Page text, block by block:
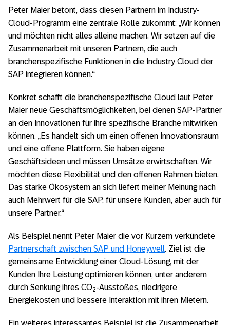
Peter Maier betont, dass diesen Partnern im Industry-
Cloud-Programm eine zentrale Rolle zukommt: „Wir können
und möchten nicht alles alleine machen. Wir setzen auf die
Zusammenarbeit mit unseren Partnern, die auch
branchenspezifische Funktionen in die Industry Cloud der
SAP integrieren können.“
Konkret schafft die branchenspezifische Cloud laut Peter
Maier neue Geschäftsmöglichkeiten, bei denen SAP-Partner
an den Innovationen für ihre spezifische Branche mitwirken
können. „Es handelt sich um einen offenen Innovationsraum
und eine offene Plattform. Sie haben eigene
Geschäftsideen und müssen Umsätze erwirtschaften. Wir
möchten diese Flexibilität und den offenen Rahmen bieten.
Das starke Ökosystem an sich liefert meiner Meinung nach
auch Mehrwert für die SAP, für unsere Kunden, aber auch für
unsere Partner.“
Als Beispiel nennt Peter Maier die vor Kurzem verkündete
Partnerschaft zwischen SAP und Honeywell. Ziel ist die
gemeinsame Entwicklung einer Cloud-Lösung, mit der
Kunden Ihre Leistung optimieren können, unter anderem
durch Senkung ihres CO2-Ausstoßes, niedrigere
Energiekosten und bessere Interaktion mit ihren Mietern.